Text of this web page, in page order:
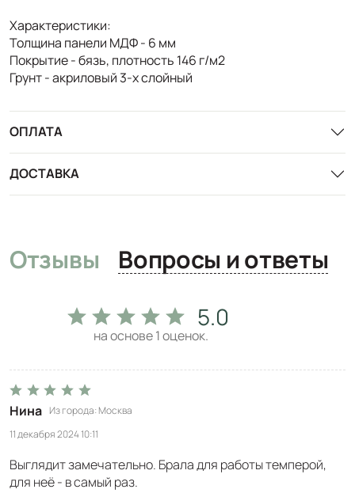
Характеристики:
Толщина панели МДФ - 6 мм
Покрытие - бязь, плотность 146 г/м2
Грунт - акриловый 3-х слойный
ОПЛАТА
ДОСТАВКА
Отзывы Вопросы и ответы
5.0
на основе1оценок.
Нина Из города Москва
11 декабря 2024 10:11
Выглядит замечательно. Брала для работы темперой,
для неё - в самый раз.